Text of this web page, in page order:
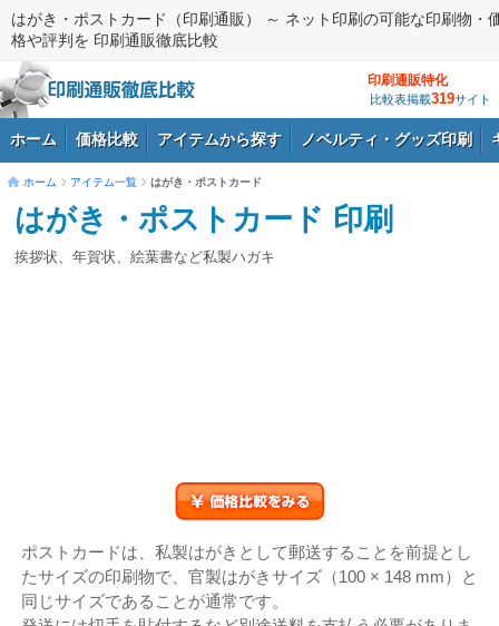
はがき・ポストカード（印刷通販） ～ ネット印刷の可能な印刷物・
格や評判を 印刷通販徹底比較
印刷通販特化
比較表掲載319サイト
ホーム 価格比較 アイテムから探す ノベルティ・グッズ印刷
ログイン
ホーム アイテム一覧 はがき・ポストカード
はがき・ポストカード 印刷
挨拶状、年賀状、絵葉書など私製ハガキ
ポストカードは、私製はがきとして郵送することを前提とし
たサイズの印刷物で、官製はがきサイズ（100 × 148 mm）と
同じサイズであることが通常です。